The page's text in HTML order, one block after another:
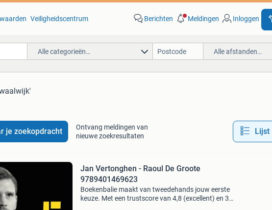
Veiligheidscentrum Berichten Meldingen Inloggen
Alle categorieën… Alle afstanden…
je zoekopdracht
Ontvang meldingen van
nieuwe zoekresultaten
Lijst
Jan Vertonghen - Raoul De Groote
9789401469623
Boekenbalie maakt van tweedehands jouw eerste
keuze. Met een trustscore van 4,8 (excellent) en 30